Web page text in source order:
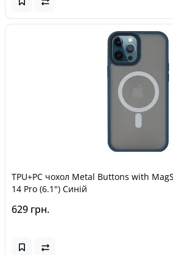
TPU+PC чохол Metal Buttons with
14 Pro (6.1") Синій
629 грн.